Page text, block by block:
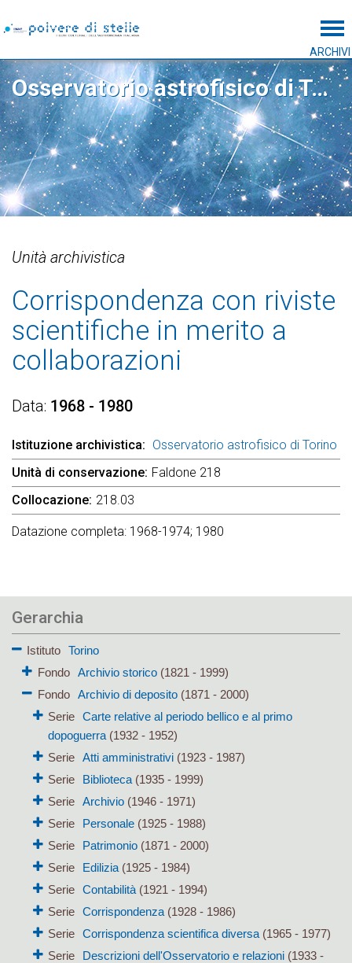
ARCHIVI
Osservatorio astrofisico di Torino
Unità archivistica
Corrispondenza con riviste
scientifiche in merito a
collaborazioni
Data 1968 - 1980
Istituzione archivistica
Osservatorio astrofisico di Torino
Unità di conservazione Faldone 218
Collocazione 218.03
Datazione completa: 1968-1974; 1980
Gerarchia
Istituto
Torino
Fondo
Archivio storico(1821 - 1999)
Fondo
Archivio di deposito(1871 - 2000)
Serie Carte relative al periodo bellico e al primo
dopoguerra(1932 - 1952)
Serie Atti amministrativi(1923 - 1987)
Serie
Biblioteca(1935 - 1999)
Serie Archivio(1946 - 1971)
Serie
Personale(1925 - 1988)
Serie
Patrimonio(1871 - 2000)
Serie
Edilizia(1925 - 1984)
Serie Contabilità(1921 - 1994)
Serie Corrispondenza(1928 - 1986)
Serie Corrispondenza scientifica diversa(1965 - 1977)
Serie
Descrizioni dell'Osservatorio e relazioni(1933 -